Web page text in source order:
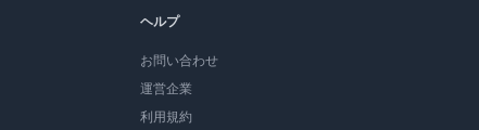
ヘルプ
お問い合わせ
運営企業
利用規約